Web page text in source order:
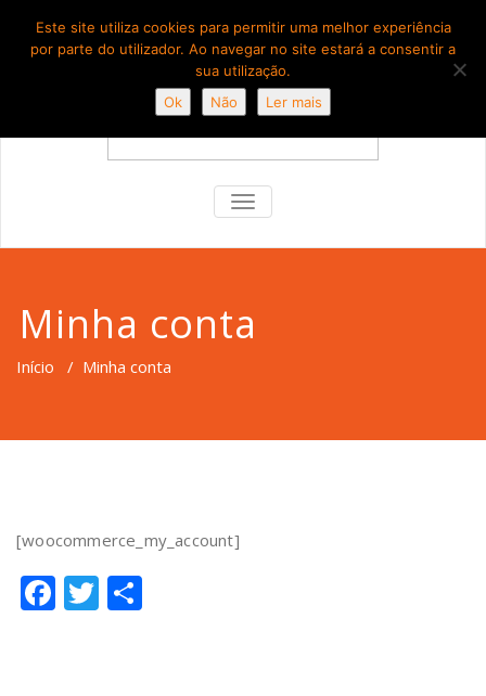
TOGGLE
Minha conta
Início / Minha conta
[woocommerce_my_account]
Facebook
Twitter
Este site utiliza cookies para permitir uma melhor experiência
por parte do utilizador. Ao navegar no site estará a consentir a
sua utilização.
Ok
Não Ler mais